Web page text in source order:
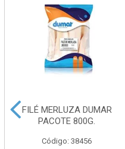
FILÉ MERLUZA DUMAR
PACOTE 800G.
Código: 38456